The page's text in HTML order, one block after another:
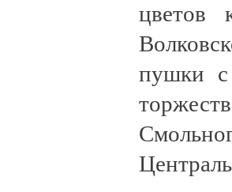
цветов
пушки с